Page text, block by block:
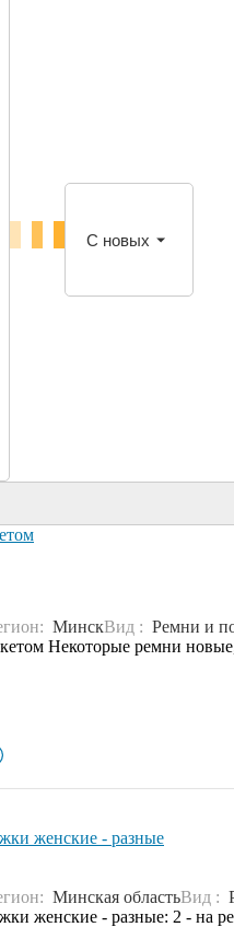
С новых
МинскВид : Ремни и
Некоторые ремни
женские - разные
Минская областьВид :
женские - разные: 2 - на